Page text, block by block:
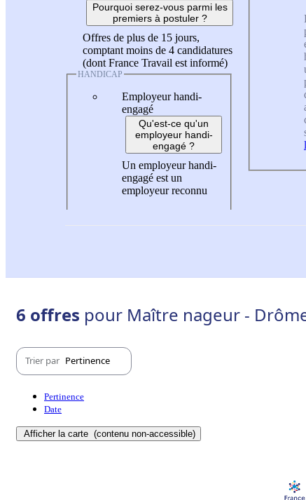
Pourquoi serez-vous parmi les
premiers à postuler ?
Offres de plus de 15 jours,
comptant moins de 4 candidatures
(dont France Travail est informé)
HANDICAP
Employeur handi-
engagé
Qu'est-ce qu'un
employeur handi-
engagé ?
Un employeur handi-
engagé est un
employeur reconnu
6 offres pour Maître nageur -
Trier par Pertinence
Pertinence
Date
Afficher la carte (contenu non-accessible)